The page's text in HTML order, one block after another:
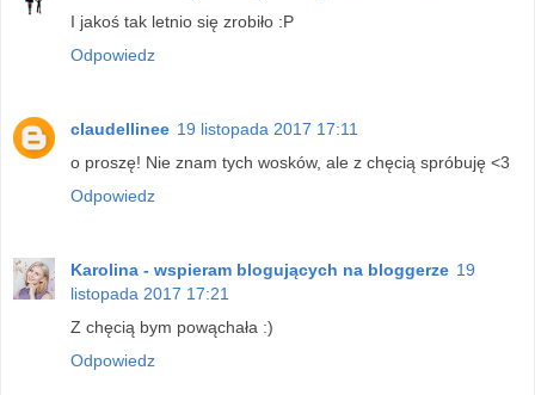
I jakoś tak letnio się zrobiło :P
Odpowiedz
claudellinee 19 listopada 2017 17:11
o proszę! Nie znam tych wosków, ale z chęcią spróbuję <3
Odpowiedz
Karolina - wspieram blogujących na bloggerze 19
listopada 2017 17:21
Z chęcią bym powąchała :)
Odpowiedz